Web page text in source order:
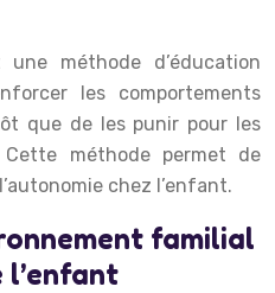
méthode d’éducation
les comportements
que de les punir pour les
méthode permet de
chez l’enfant.
familial
l’enfant